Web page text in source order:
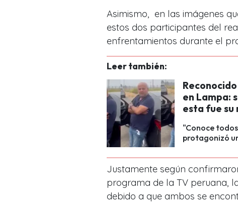
Asimismo, en las imágenes
estos dos participantes del
enfrentamientos durante el
Leer también:
en Lampa:
esta fue su
"Conoce
protagonizó
Justamente según
programa de la TV peruana,
debido a que ambos se